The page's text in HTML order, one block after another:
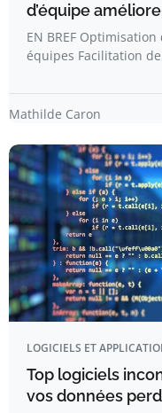
d’équipe
EN BREF
équipes Facilitation
Mathilde Caron
LOGICIELS ET
Top logiciels
vos données